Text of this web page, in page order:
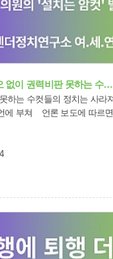
없이 권력비판 못하는 수…
강욱 전 국회의원